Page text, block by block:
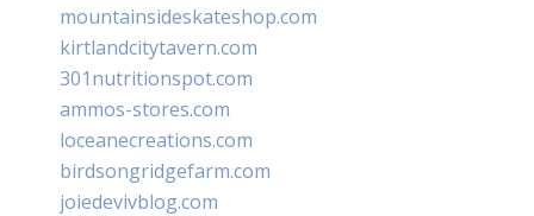
mountainsideskateshop.com
kirtlandcitytavern.com
301nutritionspot.com
ammos-stores.com
loceanecreations.com
birdsongridgefarm.com
joiedevivblog.com